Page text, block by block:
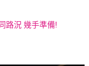
路況 幾手準備!